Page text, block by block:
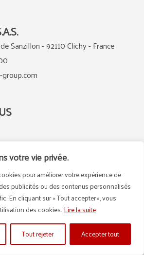
votre vie privée.
pour améliorer votre expérience de
publicités ou des contenus personnalisés
En cliquant sur « Tout accepter », vous
des cookies.Lire la suite
Tout rejeter Accepter tout
Sanzillon - 92110 Clichy - France
{2025} DEFI GROUP